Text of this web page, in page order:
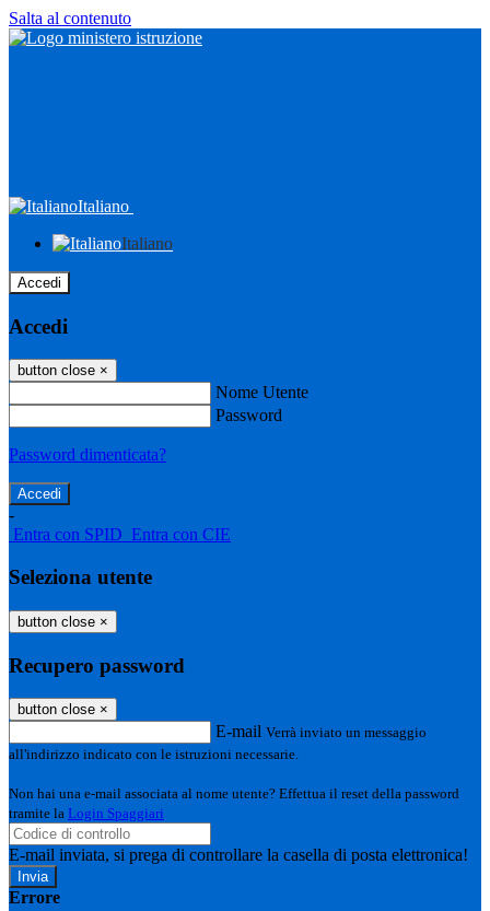
Salta al contenuto
Italiano
Italiano
Accedi
Accedi
button close ×
Nome Utente
Password
Password dimenticata?
-
Entra con SPID Entra con CIE
Seleziona utente
button close ×
Recupero password
button close ×
E-mail Verrà inviato un messaggio
all'indirizzo indicato con le istruzioni necessarie.
Non hai una e-mail associata al nome utente? Effettua il reset della password
tramite la Login Spaggiari
E-mail inviata, si prega di controllare la casella di posta elettronica!
Errore